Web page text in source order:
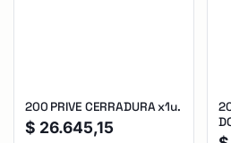
200 PRIVE CERRADURA x1u.
$ 26.645,15